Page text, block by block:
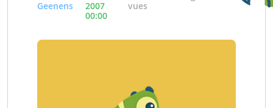
Geenens
2007
00:00
vues